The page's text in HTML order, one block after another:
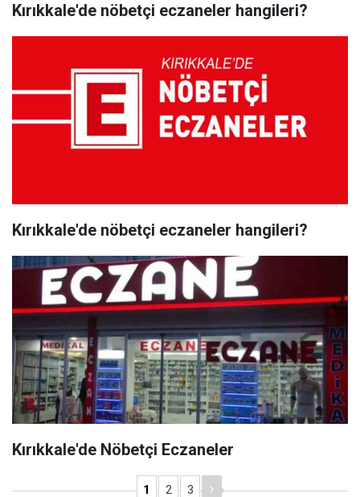
Kırıkkale'de nöbetçi eczaneler hangileri?
Kırıkkale'de nöbetçi eczaneler hangileri?
Kırıkkale'de Nöbetçi Eczaneler
1 2 3